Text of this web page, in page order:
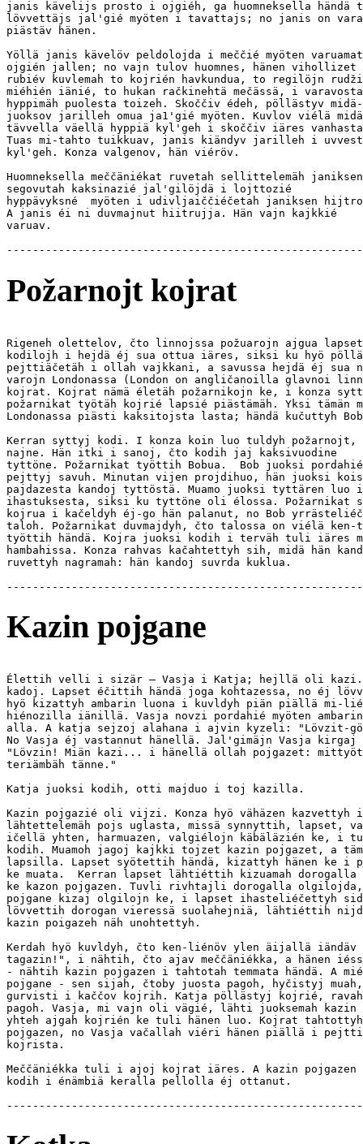
janis kävelijs prosto i ojgiéh, ga huomneksella händä
lövvettäjs jal'gié myöten i tavattajs; no janis on
piästäv hänen.
Yöllä janis kävelöv peldolojda i meččié myöten
ojgién jallen; no vajn tulov huomnes, hänen vihollizet
rubiév kuvlemah to kojrién havkundua, to regilöjn
miéhién iänié, to hukan račkinehtä mečässä, i
hyppimäh puolesta toizeh. Skoččiv édeh, pöllästyv
juoksov jarilleh omua ja1'gié myöten. Kuvlov viélä
tävvella väellä hyppiä kyl'geh i skoččiv iäres
Tuas mi-tahto tuikkuav, janis kiändyv jarilleh i
kyl'geh. Konza valgenov, hän viéröv.
Huomneksella meččäniékat ruvetah sellittelemäh
segovutah kaksinazié jal'gilöjdä i lojttozié
hyppävyksné  myöten i udivljaiččiéčetah janiksen
A janis éi ni duvmajnut hiitrujja. Hän vajn kajkkié
varuav.
Požarnojt kojrat
Rigeneh olettelov, čto linnojssa požuarojn ajgua
kodilojh i hejdä éj sua ottua iäres, siksi ku hyö
pejttiäčetäh i ollah vajkkani, a savussa hejdä éj sua
varojn Londonassa (London on angličanoilla glavnoi
kojrat. Kojrat nämä életäh požarnikojn ke, i konza
požarnikat työtäh kojrié lapsié piästämäh. Yksi tämän
Londonassa piästi kaksitojsta lasta; händä kučuttyh
Kerran syttyj kodi. I konza koin luo tuldyh požarnojt,
najne. Hän itki i sanoj, čto kodih jaj kaksivuodine
tyttöne. Požarnikat työttih Bobua.  Bob juoksi
pejttyj savuh. Minutan vijen projdihuo, hän juoksi
pajdazesta kandoj tyttöstä. Muamo juoksi tyttären
ihastuksesta, siksi ku tyttöne oli élossa.
kojrua i kačeldyh éj-go hän palanut, no Bob
taloh. Požarnikat duvmajdyh, čto talossa on viélä
työttih händä. Kojra juoksi kodih i terväh tuli iäres
hambahissa. Konza rahvas kačahtettyh sih, midä hän
ruvettyh nagramah: hän kandoj suvrda kuklua.
Kazin pojgane
Élettih velli i sizär — Vasja i Katja; hejllä oli kazi.
kadoj. Lapset éčittih händä joga kohtazessa, no éj
hyö kizattyh ambarin luona i kuvldyh piän piällä mi-
hiénozilla iänillä. Vasja novzi pordahié myöten ambarin
alla. A katja sejzoj alahana i ajvin kyzeli: "Lövzit-
No Vasja éj vastannut hänellä. Jal'gimäjn Vasja kirgaj
"Lövzin! Miän kazi... i hänellä ollah pojgazet: mittyöt
teriämbäh tänne."
Katja juoksi kodih, otti majduo i toj kazilla.
Kazin pojgazié oli vijzi. Konza hyö vähäzen kazvettyh
lähtettelemäh pojs uglasta, missä synnyttih, lapset,
ičellä yhten, harmuazen, valgiélojn käbäläzién ke, i
kodih. Muamoh jagoj kajkki tojzet kazin pojgazet, a
lapsilla. Lapset syötettih händä, kizattyh hänen ke i
ke muata.  Kerran lapset lähtiéttih kizuamah
ke kazon pojgazen. Tuvli rivhtajli dorogalla
pojgane kizaj olgilojn ke, i lapset ihasteliéčettyh
lövvettih dorogan vieressä suolahejniä, lähtiéttih
kazin poigazeh näh unohtettyh.
Kerdah hyö kuvldyh, čto ken-liénöv ylen äijallä iändäv
tagazin!", i nähtih, čto ajav meččäniékka, a hänen
- nähtih kazin pojgazen i tahtotah temmata händä. A
pojgane - sen sijah, čtoby juosta pagoh, hyčistyj
gurvisti i kaččov kojrih. Katja pöllästyj kojrié,
pagoh. Vasja, mi vajn oli vägié, lähti juoksemah kazin
yhteh ajgah kojrién ke tuli hänen luo. Kojrat tahtottyh
pojgazen, no Vasja vačallah viéri hänen piällä i pejtti
kojrista.
Meččäniékka tuli i ajoj kojrat iäres. A kazin
kodih i énämbiä keralla pellolla éj ottanut.